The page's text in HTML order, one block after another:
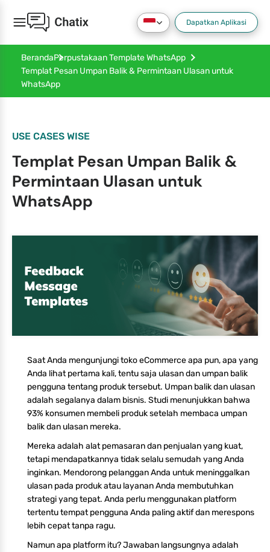
Dapatkan Aplikasi
BerandaPerpustakaan Template WhatsApp
Templat Pesan Umpan Balik & Permintaan Ulasan untuk
WhatsApp
USE CASES WISE
Templat Pesan Umpan Balik &
Permintaan Ulasan untuk
WhatsApp
Saat Anda mengunjungi toko eCommerce apa pun, apa yang
Anda lihat pertama kali, tentu saja ulasan dan umpan balik
pengguna tentang produk tersebut. Umpan balik dan ulasan
adalah segalanya dalam bisnis. Studi menunjukkan bahwa
93% konsumen membeli produk setelah membaca umpan
balik dan ulasan mereka.
Mereka adalah alat pemasaran dan penjualan yang kuat,
tetapi mendapatkannya tidak selalu semudah yang Anda
inginkan. Mendorong pelanggan Anda untuk meninggalkan
ulasan pada produk atau layanan Anda membutuhkan
strategi yang tepat. Anda perlu menggunakan platform
tertentu tempat pengguna Anda paling aktif dan merespons
lebih cepat tanpa ragu.
Namun apa platform itu? Jawaban langsungnya adalah